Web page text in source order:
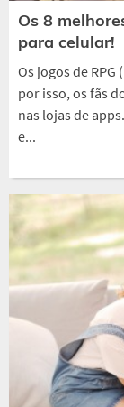
Os 8
para celular!
Os jogos de
por isso, os fãs
nas lojas de
e...